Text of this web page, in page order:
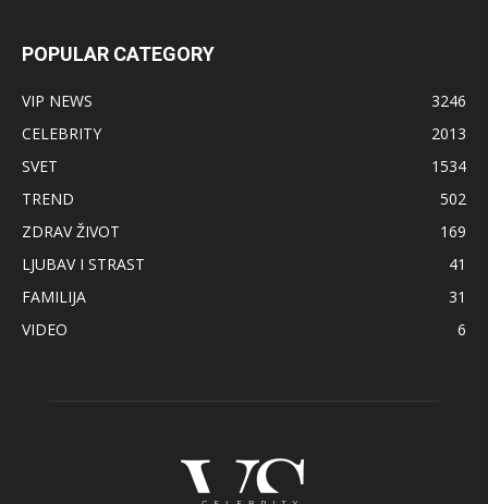
POPULAR CATEGORY
VIP NEWS
3246
CELEBRITY
2013
SVET
1534
TREND
502
ZDRAV ŽIVOT
169
LJUBAV I STRAST
41
FAMILIJA
31
VIDEO
6